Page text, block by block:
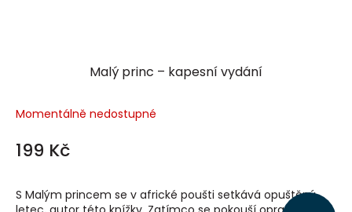
Malý princ – kapesní vydání
Momentálně nedostupné
199 Kč
S Malým princem se v africké poušti setkává opuštěný